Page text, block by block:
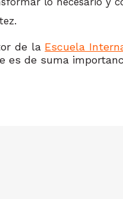
de la Escuela
es de suma